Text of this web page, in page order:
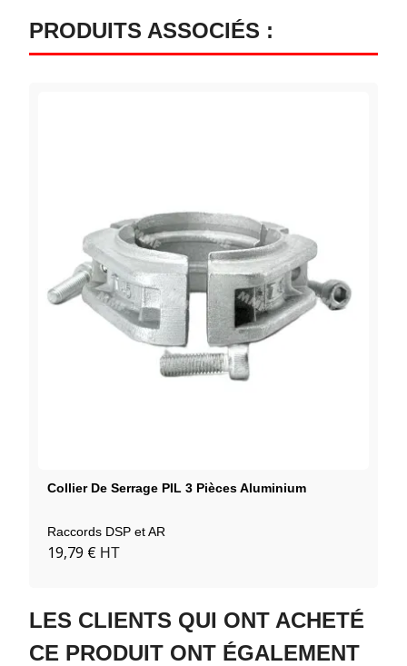
PRODUITS ASSOCIÉS :
Collier De Serrage PIL 3 Pièces Aluminium
Raccords DSP et AR
19,79 € HT
LES CLIENTS QUI ONT ACHETÉ
CE PRODUIT ONT ÉGALEMENT